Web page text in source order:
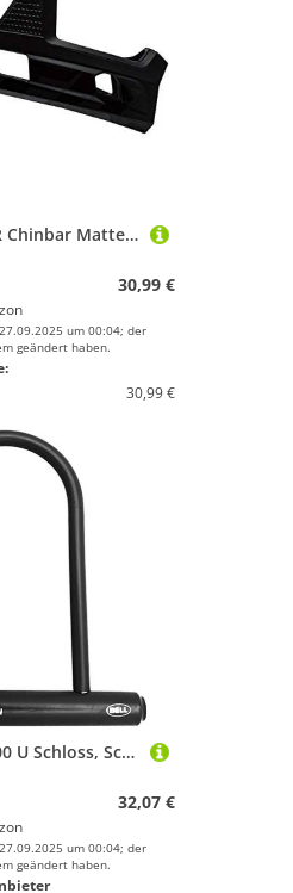
Bell Super Air R Chinbar Matte Black L
30,99 €
um 00:04; der
geändert haben.
30,99 €
Bell Catalyst 300 U Schloss, Schwarz
32,07 €
um 00:04; der
geändert haben.